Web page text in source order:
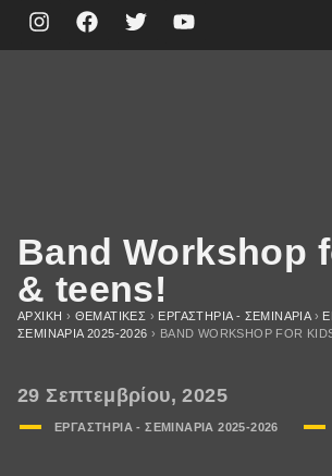
Band Workshop
& teens!
ΑΡΧΙΚΉ › ΘΕΜΑΤΙΚΈΣ › ΕΡΓΑΣΤΗΡΙΑ - ΣΕΜΙΝΑΡΙΑ›
ΣΕΜΙΝΑΡΙA 2025-2026 › BAND WORKSHOP FOR
29 Σεπτεμβρίου, 2025
ΕΡΓΑΣΤΗΡΙΑ - ΣΕΜΙΝΑΡΙA 2025-2026